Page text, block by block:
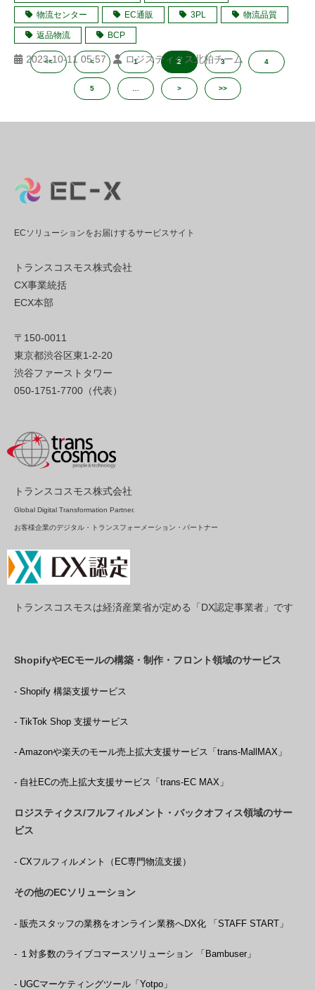
物流センター EC通販 3PL 物流品質
返品物流 BCP
2023-10-11 05:57 ロジスティクス北柏チーム
<< < 1 2 3 4
5 > >>
ECソリューションをお届けするサービスサイト
トランスコスモス株式会社
CX事業統括
ECX本部
〒150-0011
東京都渋谷区東1-2-20
渋谷ファーストタワー
050-1751-7700（代表）
トランスコスモス株式会社
Global Digital Transformation Partner.
お客様企業のデジタル・トランスフォーメーション・パートナー
トランスコスモスは経済産業省が定める「DX認定事業者」です
ShopifyやECモールの構築・制作・フロント領域のサービス
- Shopify 構築支援サービス
- TikTok Shop 支援サービス
- Amazonや楽天のモール売上拡大支援サービス「trans-MallMAX」
- 自社ECの売上拡大支援サービス「trans-EC MAX」
ロジスティクス/フルフィルメント・バックオフィス領域のサー
ビス
- CXフルフィルメント（EC専門物流支援）
その他のECソリューション
- 販売スタッフの業務をオンライン業務へDX化 「STAFF START」
- １対多数のライブコマースソリューション 「Bambuser」
- UGCマーケティングツール「Yotpo」